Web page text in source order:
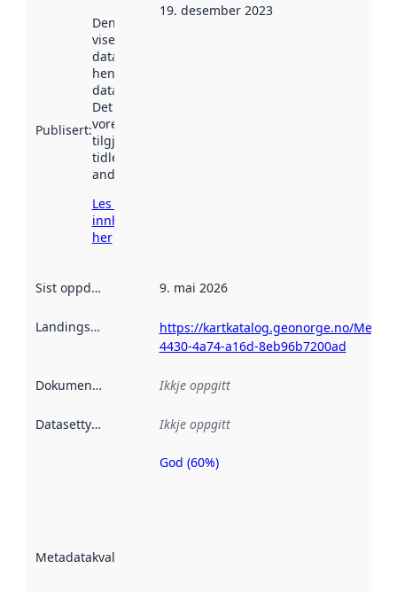
Publisert:
Denne datoen
viser når
datasettet vart
henta inn av
data.norge.no.
Det kan ha
vore
tilgjengeleg
tidlegare
andre stader.
Les meir om
innhenting
her
19. desember 2023
Sist oppdatert 9. mai 2026
Landingsside
https://kartkatalog.geonorge.no/
4430-4a74-a16d-8eb96b7200ad
Dokumentasjon Ikkje oppgitt
Datasettype Ikkje oppgitt
Metadatakvalitet
Metadatakvalitet
God (60%)